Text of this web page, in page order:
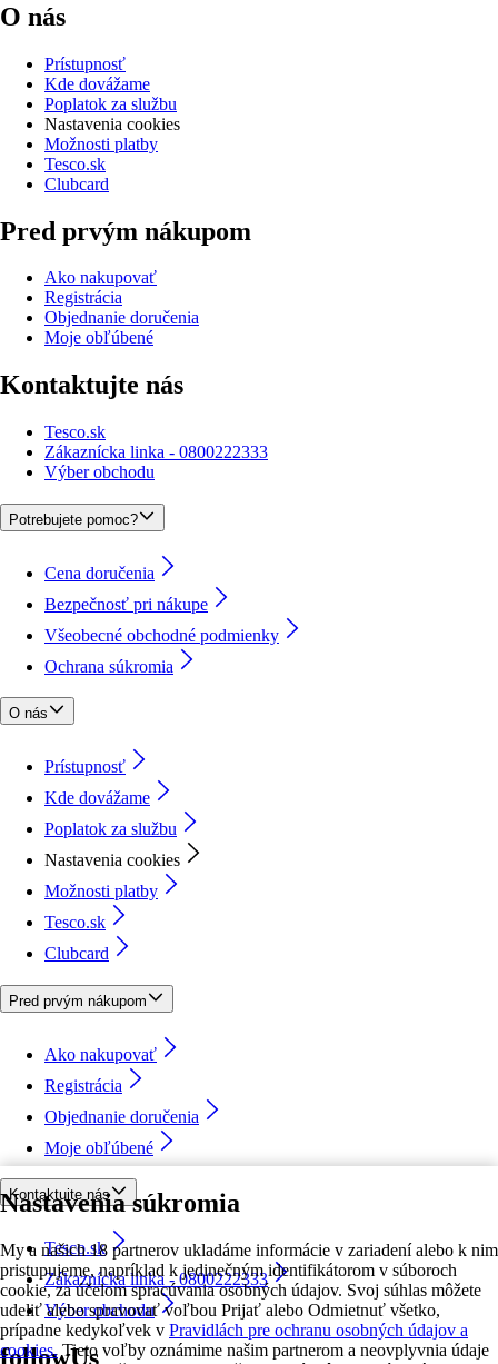
Nastavenia súkromia
My a našich 18 partnerov ukladáme informácie v zariadení alebo k nim
pristupujeme, napríklad k jedinečným identifikátorom v súboroch
cookie, za účelom spracúvania osobných údajov. Svoj súhlas môžete
udeliť alebo spravovať voľbou Prijať alebo Odmietnuť všetko,
prípadne kedykoľvek v Pravidlách pre ochranu osobných údajov a
cookies. Tieto voľby oznámime našim partnerom a neovplyvnia údaje
O nás
Prístupnosť
Kde dovážame
Poplatok za službu
Nastavenia cookies
Možnosti platby
Tesco.sk
Clubcard
Pred prvým nákupom
Ako nakupovať
Registrácia
Objednanie doručenia
Moje obľúbené
Kontaktujte nás
Tesco.sk
Zákaznícka linka - 0800222333
Výber obchodu
Potrebujete pomoc?
Cena doručenia
Bezpečnosť pri nákupe
Všeobecné obchodné podmienky
Ochrana súkromia
O nás
Prístupnosť
Kde dovážame
Poplatok za službu
Nastavenia cookies
Možnosti platby
Tesco.sk
Clubcard
Pred prvým nákupom
Ako nakupovať
Registrácia
Objednanie doručenia
Moje obľúbené
Kontaktujte nás
Tesco.sk
Zákaznícka linka - 0800222333
Výber obchodu
followUs